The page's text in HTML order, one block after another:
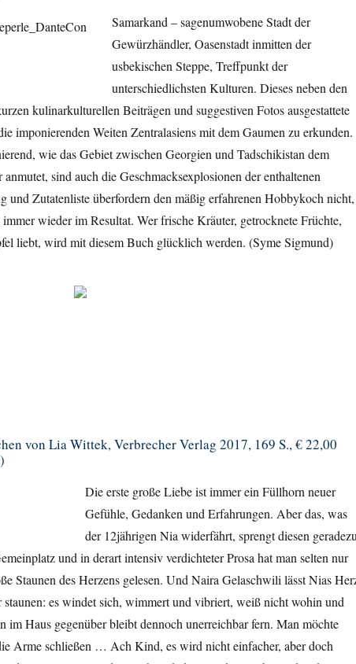
Samarkand – sagenumwobene Stadt der
Gewürzhändler, Oasenstadt inmitten der
usbekischen Steppe, Treffpunkt der
unterschiedlichsten Kulturen. Dieses neben den
kulinarkulturellen Beiträgen und suggestiven Fotos ausgestattete
imponierenden Weiten Zentralasiens mit dem Gaumen zu erkunden.
wie das Gebiet zwischen Georgien und Tadschikistan dem
sind auch die Geschmacksexplosionen der enthaltenen
und Zutatenliste überfordern den mäßig erfahrenen Hobbykoch nicht,
wieder im Resultat. Wer frische Kräuter, getrocknete Früchte,
liebt, wird mit diesem Buch glücklich werden. (Syme Sigmund)
von Lia Wittek, Verbrecher Verlag 2017, 169 S., € 22,00
Die erste große Liebe ist immer ein Füllhorn neuer
Gefühle, Gedanken und Erfahrungen. Aber das, was
der 12jährigen Nia widerfährt, sprengt diesen geradezu
und in derart intensiv verdichteter Prosa hat man selten nur
Staunen des Herzens gelesen. Und Naira Gelaschwili lässt Nias
es windet sich, wimmert und vibriert, weiß nicht wohin und
im Haus gegenüber bleibt dennoch unerreichbar fern. Man möchte
Arme schließen … Ach Kind, es wird nicht einfacher, aber doch